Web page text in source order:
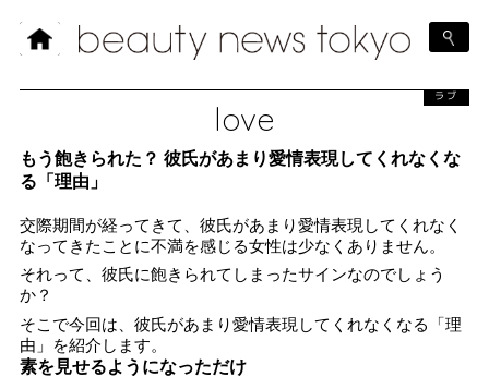
love
ラブ
もう飽きられた？ 彼氏があまり愛情表現してくれなくな
る「理由」
交際期間が経ってきて、彼氏があまり愛情表現してくれなく
なってきたことに不満を感じる女性は少なくありません。
それって、彼氏に飽きられてしまったサインなのでしょう
か？
そこで今回は、彼氏があまり愛情表現してくれなくなる「理
由」を紹介します。
素を見せるようになっただけ